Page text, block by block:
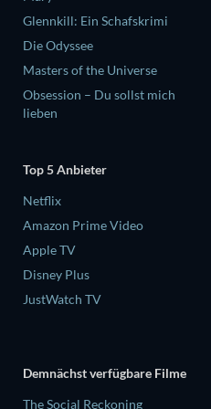
Glennkill: Ein Schafskrimi
Die Odyssee
Masters of the Universe
Obsession – Du sollst mich
lieben
Top 5 Anbieter
Netflix
Amazon Prime Video
Apple TV
Disney Plus
JustWatch TV
Demnächst verfügbare Filme
The Social Reckoning